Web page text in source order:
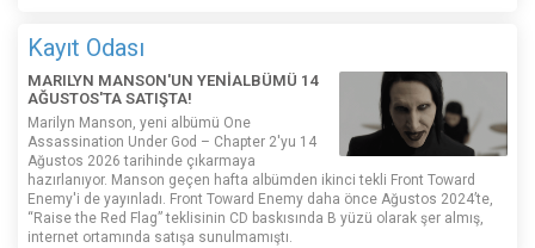
Kayıt Odası
MARILYN MANSON'UN YENİALBÜMÜ 14
AĞUSTOS'TA SATIŞTA!
Marilyn Manson, yeni albümü One
Assassination Under God – Chapter 2'yu 14
Ağustos 2026 tarihinde çıkarmaya
hazırlanıyor. Manson geçen hafta albümden ikinci tekli Front Toward
Enemy'i de yayınladı. Front Toward Enemy daha önce Ağustos 2024’te,
“Raise the Red Flag” teklisinin CD baskısında B yüzü olarak şer almış,
internet ortamında satışa sunulmamıştı.